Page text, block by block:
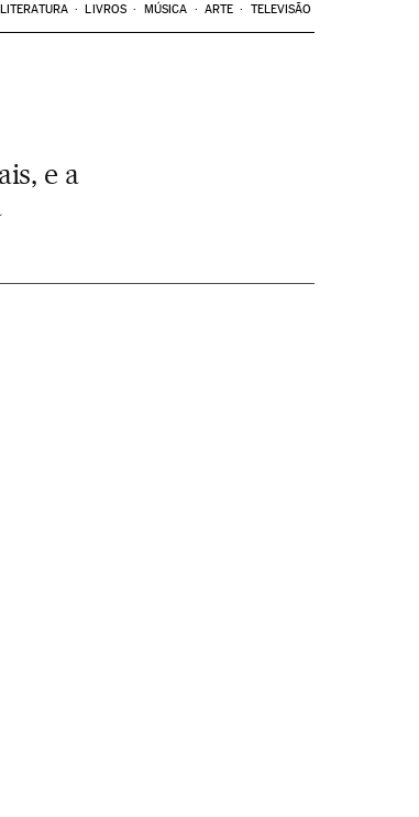
LITERATURA LIVROS MÚSICA ARTE TELEVISÃO
e a